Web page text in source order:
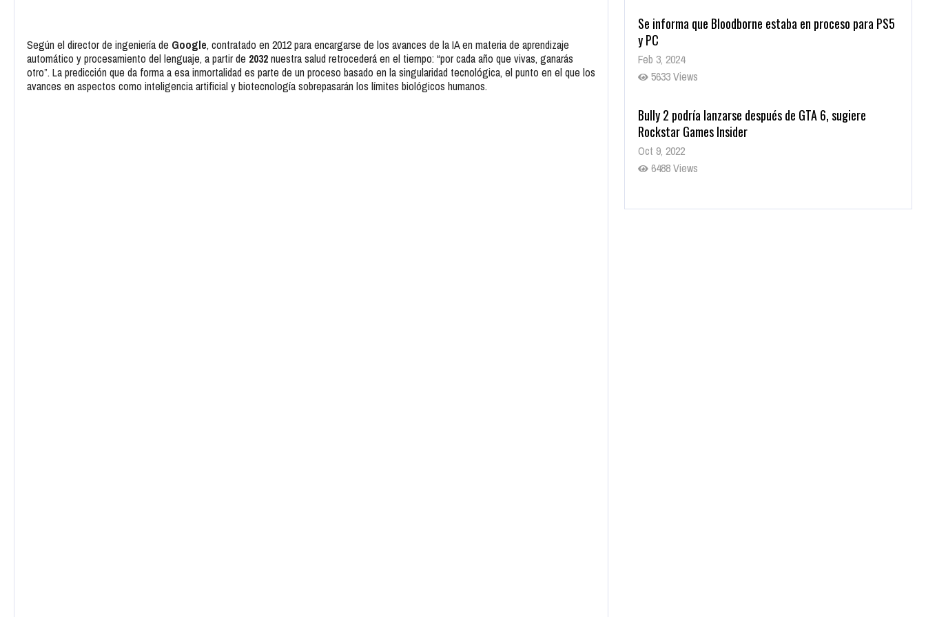
Según el director de ingeniería de Google, contratado en 2012 para encargarse de los avances de la IA en materia de aprendizaje
automático y procesamiento del lenguaje, a partir de 2032nuestra salud retrocederá en el tiempo: “por cada año que vivas, ganarás
otro”. La predicción que da forma a esa inmortalidad es parte de un proceso basado en la singularidad tecnológica, el punto en el que los
avances en aspectos como inteligencia artificial y biotecnología sobrepasarán los límites biológicos humanos.
Se informa que Bloodborne estaba en proceso para PS5
y PC
Feb 3, 2024
5633 Views
Bully 2 podría lanzarse después de GTA 6, sugiere
Rockstar Games Insider
Oct 9, 2022
6488 Views
Rumor: Se filtran los primeros detalles de Resident Evil